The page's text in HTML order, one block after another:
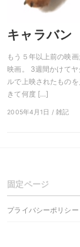
キャラバン
もう５年以上前の映
映画。 3週間かけて
ルで上映されたもの
きて何度 […]
2005年4月1日 / 雑記
固定ページ
プライバシーポリシー